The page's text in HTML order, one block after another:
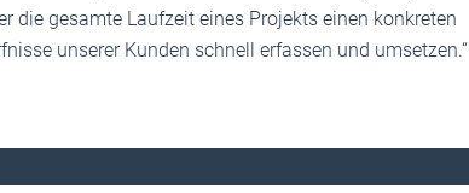
die gesamte Laufzeit eines Projekts einen konkreten
unserer Kunden schnell erfassen und umsetzen.“